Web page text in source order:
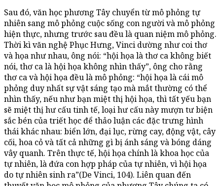
Sau đó, văn học phương Tây chuyển từ mô phỏng tự
nhiên sang mô phỏng cuộc sống con người và mô phỏng
hiện thực, nhưng trước sau đều là quan niệm mô phỏng.
Thời kì văn nghệ Phục Hưng, Vinci dường như coi thơ
và họa như nhau, ông nói: “hội họa là thơ ca không biết
nói, thơ ca là hội họa không nhìn thấy”, ông cho rằng
thơ ca và hội họa đều là mô phỏng: “hội họa là cái mô
phỏng duy nhất sự vật sáng tạo mà mắt thường có thể
nhìn thấy, nếu như bạn miệt thị hội họa, thì tất yếu bạn
sẽ miệt thị hư cấu tinh tế, loại hư cấu này mượn tư biện
sắc bén của triết học để thảo luận các đặc trưng hình
thái khác nhau: biển lớn, đại lục, rừng cay, động vật, cây
cối, hoa cỏ và tất cả những gì bị ánh sáng và bóng dáng
vây quanh. Trên thực tế, hội họa chính là khoa học của
tự nhiên, là đứa con hợp pháp của tự nhiên, vì hội họa
do tự nhiên sinh ra”(De Vinci, 104). Liên quan đến